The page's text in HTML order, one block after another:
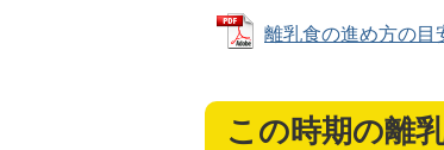
離乳食の進め方の目
この時期の離